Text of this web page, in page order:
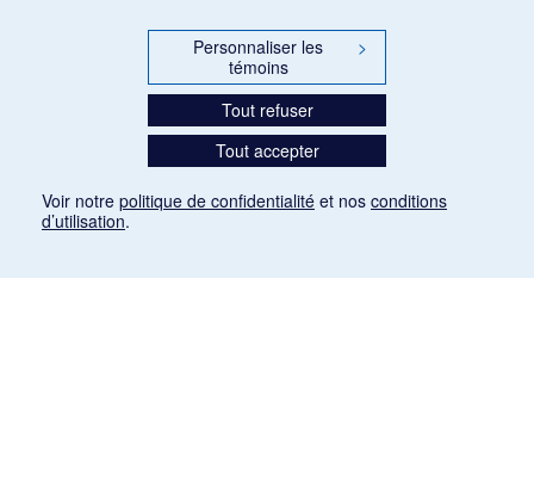
Personnaliser les
témoins
>
Tout refuser
Tout accepter
Voir notre politique de confidentialité et nos conditions
d’utilisation.